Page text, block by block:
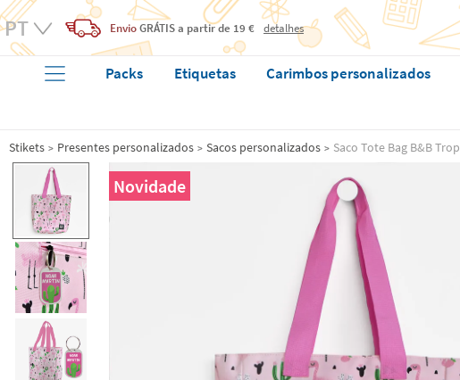
EnvioGRÁTISa partir de 19 € detalhes
Packs Etiquetas Carimbos personalizados
Stikets Presentes personalizados Sacos personalizados Saco Tote Bag B&B
Novidade